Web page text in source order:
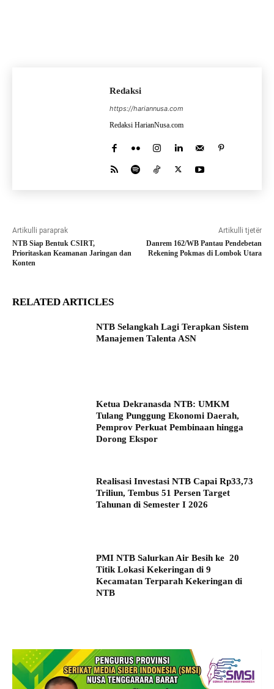
Redaksi
https://hariannusa.com
Redaksi HarianNusa.com
Artikulli paraprak
NTB Siap Bentuk CSIRT,
Prioritaskan Keamanan Jaringan dan
Konten
Artikulli tjetër
Danrem 162/WB Pantau Pendebetan
Rekening Pokmas di Lombok Utara
RELATED ARTICLES
NTB Selangkah Lagi Terapkan Sistem
Manajemen Talenta ASN
Ketua Dekranasda NTB: UMKM
Tulang Punggung Ekonomi Daerah,
Pemprov Perkuat Pembinaan hingga
Dorong Ekspor
Realisasi Investasi NTB Capai Rp33,73
Triliun, Tembus 51 Persen Target
Tahunan di Semester I 2026
PMI NTB Salurkan Air Besih ke 20
Titik Lokasi Kekeringan di 9
Kecamatan Terparah Kekeringan di
NTB